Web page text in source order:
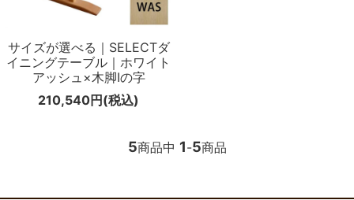
サイズが選べる｜SELECTダ
イニングテーブル｜ホワイト
アッシュ×木脚Iの字
210,540円(税込)
5商品中 1-5商品